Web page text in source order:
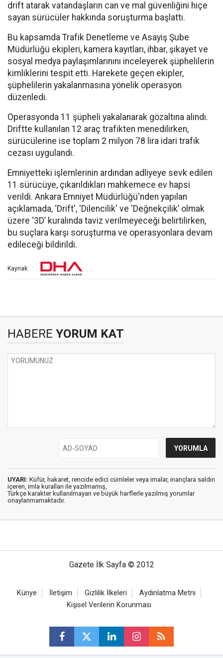
drift atarak vatandaşların can ve mal güvenliğini hiçe
sayan sürücüler hakkında soruşturma başlattı.
Bu kapsamda Trafik Denetleme ve Asayiş Şube
Müdürlüğü ekipleri, kamera kayıtları, ihbar, şikayet ve
sosyal medya paylaşımlarınını inceleyerek şüphelilerin
kimliklerini tespit etti. Harekete geçen ekipler,
şüphelilerin yakalanmasına yönelik operasyon
düzenledi.
Operasyonda 11 şüpheli yakalanarak gözaltına alındı.
Driftte kullanılan 12 araç trafikten menedilirken,
sürücülerine ise toplam 2 milyon 78 lira idari trafik
cezası uygulandı.
Emniyetteki işlemlerinin ardından adliyeye sevk edilen
11 sürücüye, çıkarıldıkları mahkemece ev hapsi
verildi. Ankara Emniyet Müdürlüğü'nden yapılan
açıklamada, ‘Drift', 'Dilencilik' ve 'Değnekçilik’ olmak
üzere ‘3D’ kuralında taviz verilmeyeceği belirtilirken,
bu suçlara karşı soruşturma ve operasyonlara devam
edileceği bildirildi.
Kaynak:
HABERE YORUM KAT
UYARI: Küfür, hakaret, rencide edici cümleler veya imalar, inançlara saldırı
içeren, imla kuralları ile yazılmamış,
Türkçe karakter kullanılmayan ve büyük harflerle yazılmış yorumlar
onaylanmamaktadır.
Gazete İlk Sayfa © 2012
Künye İletişim Gizlilik İlkeleri
Aydınlatma Metni
Kişisel Verilerin Korunması